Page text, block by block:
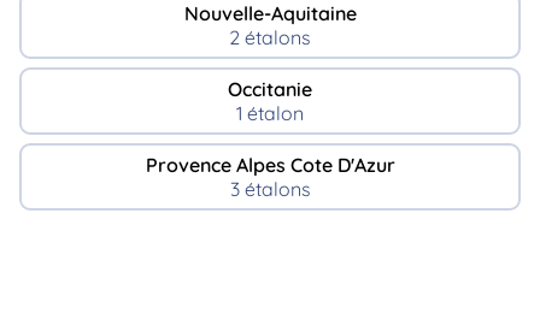
Nouvelle-Aquitaine
2 étalons
Occitanie
1 étalon
Provence Alpes Cote D'Azur
3 étalons